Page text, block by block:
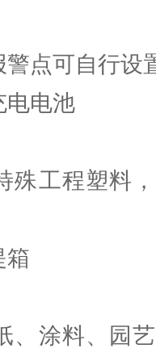
点可自行设
电电池
殊工程塑料
箱
、涂料、园